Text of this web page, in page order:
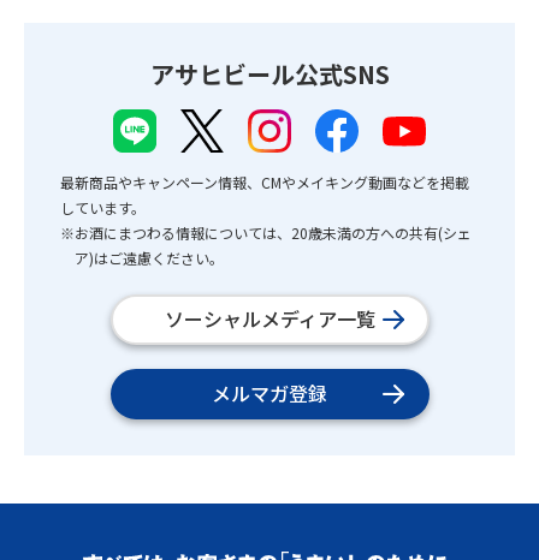
アサヒビール公式SNS
最新商品やキャンペーン情報、CMやメイキング動画などを掲載
しています。
※お酒にまつわる情報については、20歳未満の方への共有(シェ
ア)はご遠慮ください。
ソーシャルメディア一覧
メルマガ登録